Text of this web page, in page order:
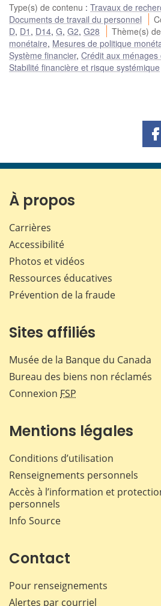
Type(s) de contenu : Travaux de
Documents de travail du personnel
D, D1 , D14, G, G2, G28 Thème(s)
monétaire, Mesures de politique
Système financier, Crédit aux
Stabilité financière et risque systémique
À propos
Carrières
Accessibilité
Photos et vidéos
Ressources éducatives
Prévention de la fraude
Sites affiliés
Musée de la Banque du Canada
Bureau des biens non réclamés
Connexion FSP
Mentions légales
Conditions d’utilisation
Renseignements personnels
Accès à l’information et
personnels
Info Source
Contact
Pour renseignements
Alertes par courriel